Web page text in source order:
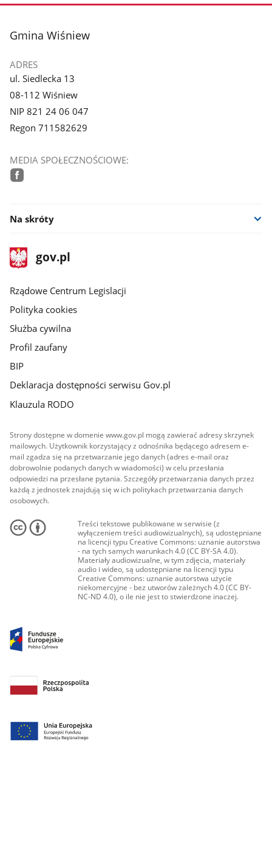
stopka
Gmina Wiśniew
ADRES
ul. Siedlecka 13
08-112 Wiśniew
NIP 821 24 06 047
Regon 711582629
MEDIA SPOŁECZNOŚCIOWE:
Na skróty
stopka
gov.plStrona
gov.pl
Rządowe Centrum Legislacji
Polityka cookies
Służba cywilna
Profil zaufany
BIP
Deklaracja dostępności serwisu Gov.pl
Klauzula RODO
Strony dostępne w domenie www.gov.pl mogą zawierać adresy skrzynek
mailowych. Użytkownik korzystający z odnośnika będącego adresem e-
mail zgadza się na przetwarzanie jego danych (adres e-mail oraz
dobrowolnie podanych danych w wiadomości) w celu przesłania
odpowiedzi na przesłane pytania. Szczegóły przetwarzania danych przez
każdą z jednostek znajdują się w ich politykach przetwarzania danych
osobowych.
Treści tekstowe publikowane w serwisie (z
wyłączeniem treści audiowizualnych), są udostępniane
na licencji typu Creative Commons: uznanie autorstwa
- na tych samych warunkach 4.0 (CC BY-SA 4.0).
Materiały audiowizualne, w tym zdjęcia, materiały
audio i wideo, są udostępniane na licencji typu
Creative Commons: uznanie autorstwa użycie
niekomercyjne - bez utworów zależnych 4.0 (CC BY-
NC-ND 4.0), o ile nie jest to stwierdzone inaczej.